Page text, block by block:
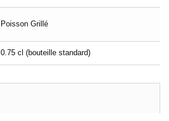
Poisson Grillé
0.75 cl (bouteille standard)